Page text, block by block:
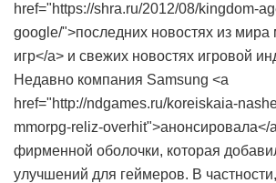
href="https://shra.ru/2012/08/kingdom-
google/">последних новостях из
игр</a> и свежих новостях игровой
Недавно компания Samsung <a
href="http://ndgames.ru/koreiskaia-
mmorpg-reliz-
фирменной оболочки, которая
улучшений для геймеров. В